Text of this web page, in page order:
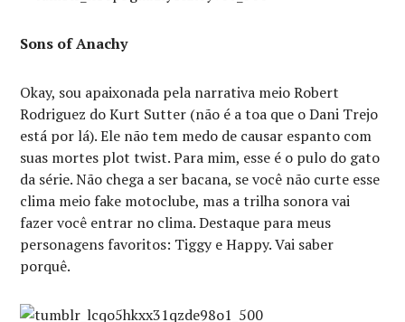
Sons of Anachy
Okay, sou apaixonada pela narrativa meio Robert
Rodriguez do Kurt Sutter (não é a toa que o Dani Trejo
está por lá). Ele não tem medo de causar espanto com
suas mortes plot twist. Para mim, esse é o pulo do gato
da série. Não chega a ser bacana, se você não curte esse
clima meio fake motoclube, mas a trilha sonora vai
fazer você entrar no clima. Destaque para meus
personagens favoritos: Tiggy e Happy. Vai saber
porquê.